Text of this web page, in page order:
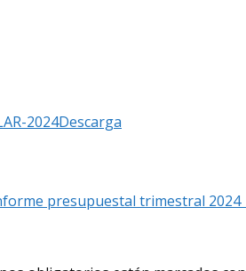
2024Descarga
presupuestal trimestral 2024